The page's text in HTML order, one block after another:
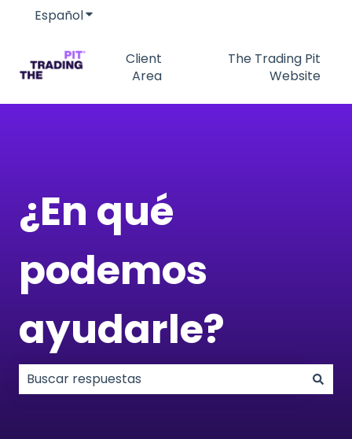
EspañolTraducciones de Mostrar submenú de
Client
Area
The Trading Pit
Website
¿En qué
podemos
ayudarle?